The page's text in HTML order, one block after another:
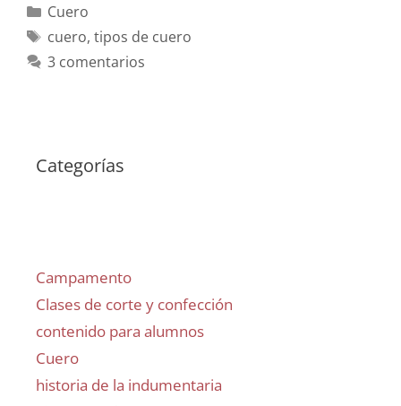
Cuero
cuero, tipos de cuero
3 comentarios
Categorías
Campamento
Clases de corte y confección
contenido para alumnos
Cuero
historia de la indumentaria